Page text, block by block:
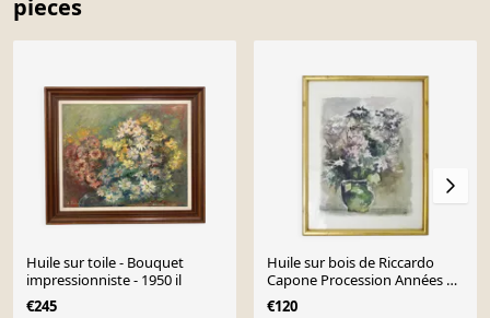
pieces
Huile sur toile - Bouquet
impressionniste - 1950 il
€245
Huile sur bois de Riccardo
Capone Procession Années 50
60
€120